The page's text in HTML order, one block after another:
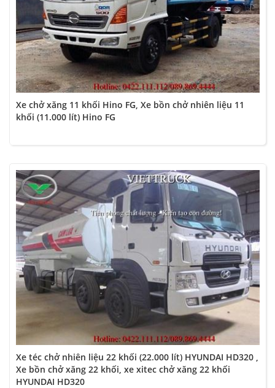
Xe chở xăng 11 khối Hino FG, Xe bồn chở nhiên liệu 11
khối (11.000 lít) Hino FG
Xe téc chở nhiên liệu 22 khối (22.000 lít) HYUNDAI HD320 ,
Xe bồn chở xăng 22 khối, xe xitec chở xăng 22 khối
HYUNDAI HD320